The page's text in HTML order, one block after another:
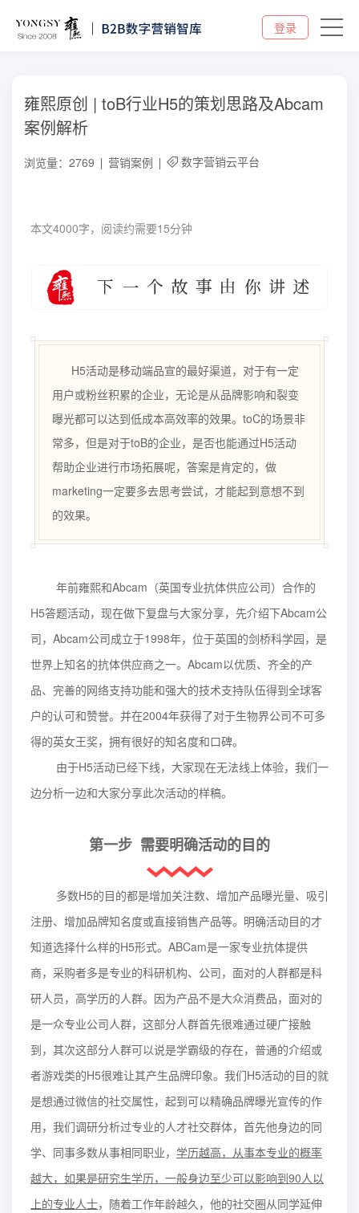
登录
雍熙原创 | toB行业H5的策划思路及Abcam
案例解析
浏览量：2769 营销案例 数字营销云平台
本文4000字，阅读约需要15分钟
H5活动是移动端品宣的最好渠道，对于有一定
用户或粉丝积累的企业，无论是从品牌影响和裂变
曝光都可以达到低成本高效率的效果。toC的场景非
常多，但是对于toB的企业，是否也能通过H5活动
帮助企业进行市场拓展呢，答案是肯定的，做
marketing一定要多去思考尝试，才能起到意想不到
的效果。
年前雍熙和Abcam（英国专业抗体供应公司）合作的
H5答题活动，现在做下复盘与大家分享，先介绍下Abcam公
司，Abcam公司成立于1998年，位于英国的剑桥科学园，是
世界上知名的抗体供应商之一。Abcam以优质、齐全的产
品、完善的网络支持功能和强大的技术支持队伍得到全球客
户的认可和赞誉。并在2004年获得了对于生物界公司不可多
得的英女王奖，拥有很好的知名度和口碑。
由于H5活动已经下线，大家现在无法线上体验，我们一
边分析一边和大家分享此次活动的样稿。
第一步 需要明确活动的目的
多数H5的目的都是增加关注数、增加产品曝光量、吸引
注册、增加品牌知名度或直接销售产品等。明确活动目的才
知道选择什么样的H5形式。ABCam是一家专业抗体提供
商，采购者多是专业的科研机构、公司，面对的人群都是科
研人员，高学历的人群。因为产品不是大众消费品，面对的
是一众专业公司人群，这部分人群首先很难通过硬广接触
到，其次这部分人群可以说是学霸级的存在，普通的介绍或
者游戏类的H5很难让其产生品牌印象。我们H5活动的目的就
是想通过微信的社交属性，起到可以精确品牌曝光宣传的作
用，我们调研分析过专业的人才社交群体，首先他身边的同
学、同事多数从事相同职业， 学历越高，从事本专业的概率
越大，如果是研究生学历，一般身边至少可以影响到90人以
上的专业人士， 随着工作年龄越久，他的社交圈从同学延伸